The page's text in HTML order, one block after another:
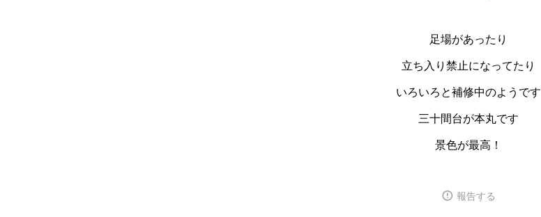
足場があったり
立ち入り禁止になってたり
いろいろと補修中のようです
三十間台が本丸です
景色が最高！
報告する